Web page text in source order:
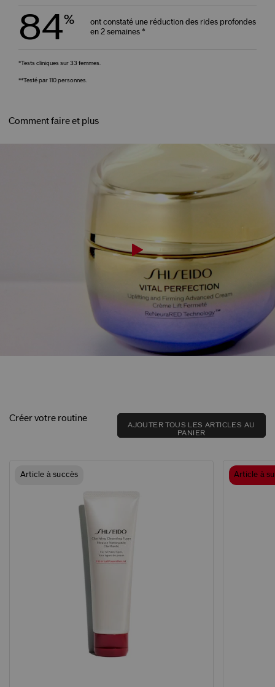
84%
ont constaté une réduction des rides profondes
en 2 semaines *
*Tests cliniques sur 33 femmes.
**Testé par 110 personnes.
Comment faire et plus
Créer votre routine
AJOUTER TOUS LES ARTICLES AU
PANIER
Article à succès Article à